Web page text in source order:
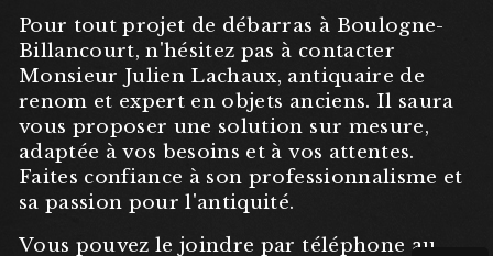
Pour tout projet de débarras à Boulogne-
Billancourt, n'hésitez pas à contacter
Monsieur Julien Lachaux, antiquaire de
renom et expert en objets anciens. Il saura
vous proposer une solution sur mesure,
adaptée à vos besoins et à vos attentes.
Faites confiance à son professionnalisme et
sa passion pour l'antiquité.
Vous pouvez le joindre par téléphone au